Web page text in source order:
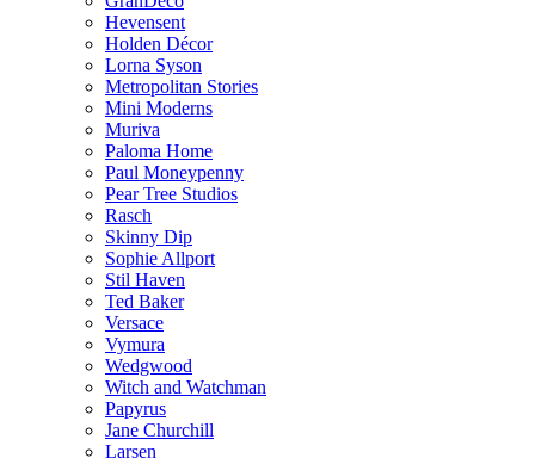
Hevensent
Holden Décor
Lorna Syson
Metropolitan Stories
Mini Moderns
Muriva
Paloma Home
Paul Moneypenny
Pear Tree Studios
Rasch
Skinny Dip
Sophie Allport
Stil Haven
Ted Baker
Versace
Vymura
Wedgwood
Witch and Watchman
Papyrus
Jane Churchill
Larsen